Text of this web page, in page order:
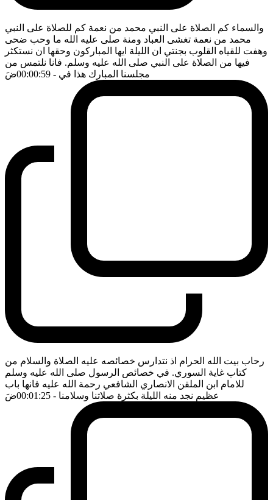
والسماء كم الصلاة على النبي محمد من نعمة كم للصلاة على النبي
محمد من نعمة تغشى العباد ومنة صلى عليه الله ما وحب ضحى
وهفت للقياه القلوب بجنتي ان الليلة ايها المباركون وحقها ان نستكثر
فيها من الصلاة على النبي صلى الله عليه وسلم. فانا نلتمس من
مجلسنا المبارك هذا في - 00:00:59 ضَ
رحاب بيت الله الحرام اذ نتدارس خصائصه عليه الصلاة والسلام من
كتاب غاية السوري. في خصائص الرسول صلى الله عليه وسلم
للامام ابن الملقن الانصاري الشافعي رحمة الله عليه فانها باب
عظيم نجد منه الليلة بكثرة صلاتنا وسلامنا - 00:01:25 ضَ